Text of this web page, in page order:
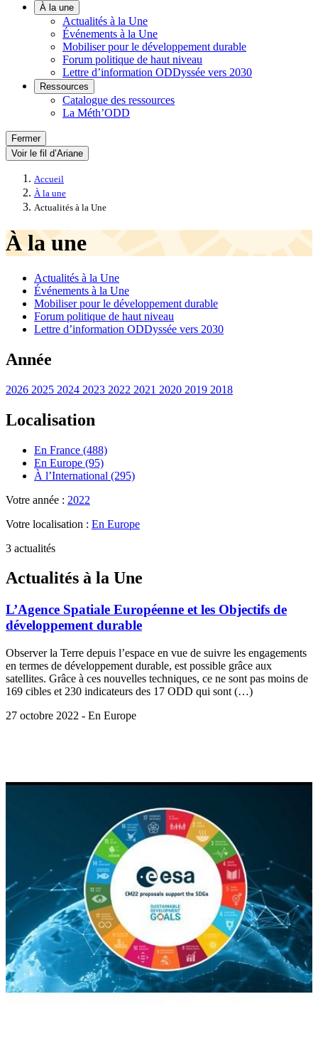
À la une
Actualités à la Une
Événements à la Une
Mobiliser pour le développement durable
Forum politique de haut niveau
Lettre d’information ODDyssée vers 2030
Ressources
Catalogue des ressources
La Méth’ODD
Fermer
Voir le fil d’Ariane
Accueil
À la une
Actualités à la Une
À la une
Actualités à la Une
Événements à la Une
Mobiliser pour le développement durable
Forum politique de haut niveau
Lettre d’information ODDyssée vers 2030
Année
2026 2025 2024 2023 2022 2021 2020 2019 2018
Localisation
En France (488)
En Europe (95)
À l’International (295)
Votre année : 2022
Votre localisation : En Europe
3 actualités
Actualités à la Une
L’Agence Spatiale Européenne et les Objectifs de
développement durable
Observer la Terre depuis l’espace en vue de suivre les engagements
en termes de développement durable, est possible grâce aux
satellites. Grâce à ces nouvelles techniques, ce ne sont pas moins de
169 cibles et 230 indicateurs des 17 ODD qui sont (…)
27 octobre 2022 - En Europe